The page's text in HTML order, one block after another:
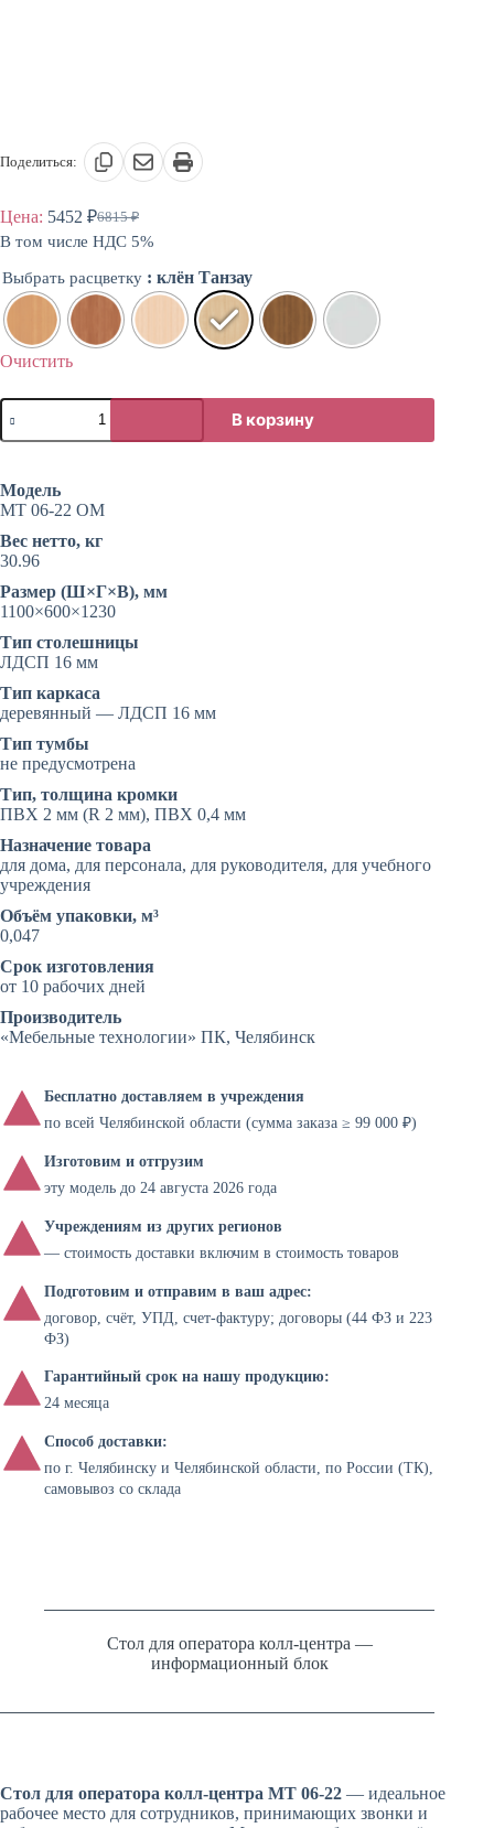
Поделиться:
Цена: 6815₽
Первоначальная
цена
6815 ₽.
5452 ₽Текущая
цена:
В том числе НДС 5%
Выбрать расцветку : клён Танзау
Очистить
Количество
товара
Стол
оператора
колл-
центра
В корзину
Модель
МТ 06-22 ОМ
Вес нетто, кг
30.96
Размер (Ш×Г×В), мм
1100×600×1230
Тип столешницы
ЛДСП 16 мм
Тип каркаса
деревянный — ЛДСП 16 мм
Тип тумбы
не предусмотрена
Тип, толщина кромки
ПВХ 2 мм (R 2 мм), ПВХ 0,4 мм
Назначение товара
для дома, для персонала, для руководителя, для учебного
учреждения
Объём упаковки, м³
0,047
Срок изготовления
от 10 рабочих дней
Производитель
«Мебельные технологии» ПК, Челябинск
Бесплатно доставляем в учреждения
по всей Челябинской области (сумма заказа ≥ 99 000 ₽)
Изготовим и отгрузим
эту модель до 24 августа 2026 года
Учреждениям из других регионов
— стоимость доставки включим в стоимость товаров
Подготовим и отправим в ваш адрес:
договор, счёт, УПД, счет-фактуру; договоры (44 ФЗ и 223
ФЗ)
Гарантийный срок на нашу продукцию:
24 месяца
Способ доставки:
по г. Челябинску и Челябинской области, по России (ТК),
самовывоз со склада
Стол для оператора колл-центра —
информационный блок
Стол для оператора колл-центра МТ 06-22 — идеальное
рабочее место для сотрудников, принимающих звонки и